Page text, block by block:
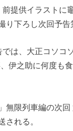
提供イラストに
り下ろし次回予
は、大正コソコ
伊之助に何度も
無限列車編の次
される。